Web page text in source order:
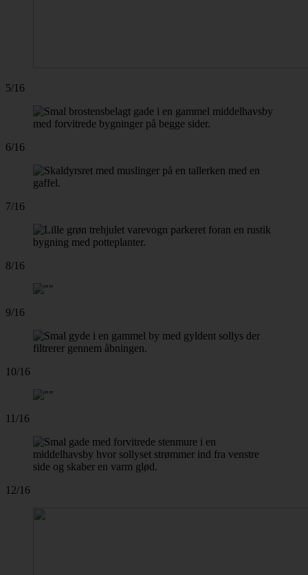
5/16
6/16
7/16
8/16
9/16
10/16
11/16
12/16